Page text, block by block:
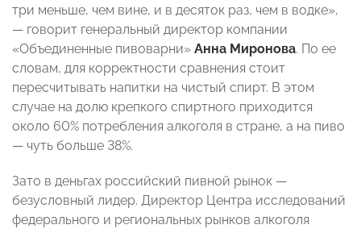
три меньше, чем вине, и в десяток раз, чем в водке»,
— говорит генеральный директор компании
«Объединенные пивоварни» Анна Миронова. По ее
словам, для корректности сравнения стоит
пересчитывать напитки на чистый спирт. В этом
случае на долю крепкого спиртного приходится
около 60% потребления алкоголя в стране, а на пиво
— чуть больше 38%.
Зато в деньгах российский пивной рынок —
безусловный лидер. Директор Центра исследований
федерального и региональных рынков алкоголя